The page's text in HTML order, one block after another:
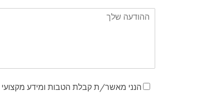
הנני מאשר/ת קבלת הטבות ומידע מקצועי